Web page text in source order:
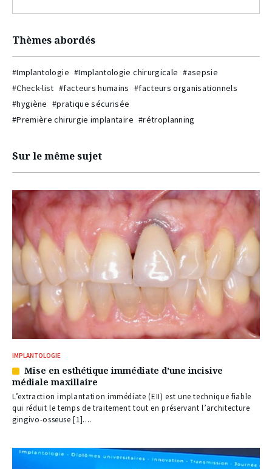
Thèmes abordés
#Implantologie #Implantologie chirurgicale #asepsie
#Check-list #facteurs humains #facteurs organisationnels
#hygiène #pratique sécurisée
#Première chirurgie implantaire #rétroplanning
Sur le même sujet
IMPLANTOLOGIE
Article
réservé
à
nos
abonnés
Mise en esthétique immédiate d’une incisive
médiale maxillaire
L’extraction implantation immédiate (EII) est une technique fiable
qui réduit le temps de traitement tout en préservant l’architecture
gingivo-osseuse [1]....